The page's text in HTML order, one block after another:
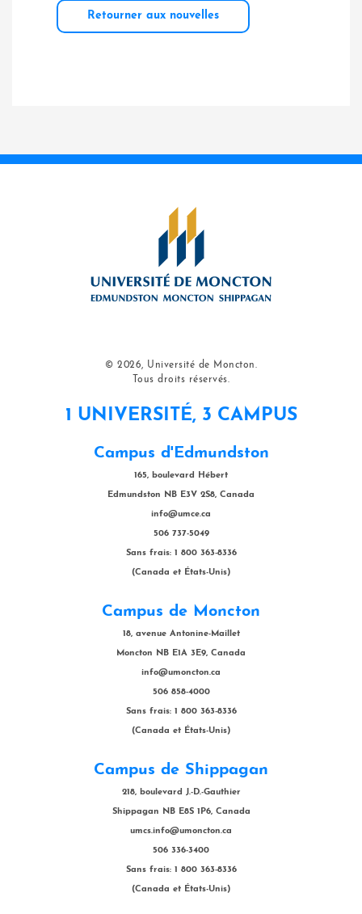
Retourner aux nouvelles
© 2026, Université de Moncton.
Tous droits réservés.
1 UNIVERSITÉ, 3 CAMPUS
Campus d'Edmundston
165, boulevard Hébert
Edmundston NB E3V 2S8, Canada
info@umce.ca
506 737-5049
Sans frais: 1 800 363-8336
(Canada et États-Unis)
Campus de Moncton
18, avenue Antonine-Maillet
Moncton NB E1A 3E9, Canada
info@umoncton.ca
506 858-4000
Sans frais: 1 800 363-8336
(Canada et États-Unis)
Campus de Shippagan
218, boulevard J.-D.-Gauthier
Shippagan NB E8S 1P6, Canada
umcs.info@umoncton.ca
506 336-3400
Sans frais: 1 800 363-8336
(Canada et États-Unis)